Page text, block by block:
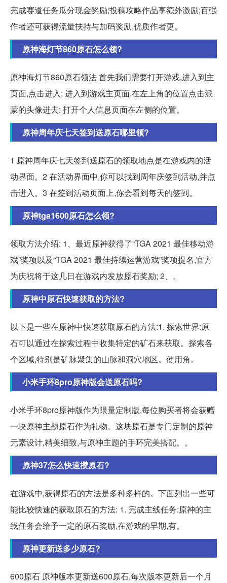
完成赛道任务瓜分现金奖励;投稿攻略作品享额外激励;百强
作者还可获得流量扶持与加码奖励,优质作者更。
原神海灯节860原石怎么领?
原神海灯节860原石领法 首先我们需要打开游戏,进入到主
页面,点击进入; 进入到游戏主页面,在左上角的位置点击派
蒙的头像进去; 打开个人信息页面在左侧的位置。
原神周年庆七天签到送原石哪里领?
1 原神周年庆七天签到送原石的领取地点是在游戏内的活
动界面。2 在活动界面中,你可以找到周年庆签到活动,并点
击进入。3 在签到活动页面上,你会看到每天的签到。
原神tga1600原石怎么领?
领取方法介绍: 1、最近原神获得了“TGA 2021 最佳移动游
戏”奖项以及“TGA 2021 最佳持续运营游戏”奖项提名,官方
为庆祝将于这几日在游戏内发放原石奖励; 2、。
原神中原石快速获取的方法?
以下是一些在原神中快速获取原石的方法:1. 探索世界:原
石可以通过在探索过程中收集特定的矿石来获取。探索各
个区域,特别是矿脉聚集的山脉和洞穴地区。使用角。
小米手环8pro原神版会送原石吗?
小米手环8pro原神版作为限量定制版,每位购买者将会获赠
一块原神主题原石作为礼物。这块原石是专门定制的原神
元素设计,精美细致,与原神主题的手环完美搭配。。
原神37怎么快速攒原石?
在游戏中,获得原石的方法是多种多样的。下面列出一些可
能比较快速的获取原石的方法: 1. 完成主线任务:原神的主
线任务会给予一定的原石奖励,在游戏的早期,有。
原神更新送多少原石?
600原石 原神版本更新送600原石,每次版本更新后一个月